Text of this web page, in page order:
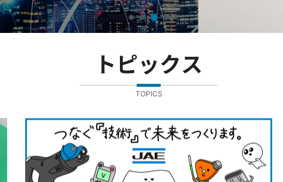
トピックス
TOPICS